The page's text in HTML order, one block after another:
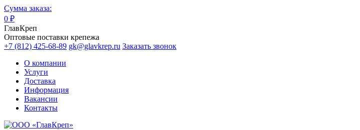
Сумма заказа:
0 ₽
ГлавКреп
Оптовые поставки крепежа
+7 (812) 425-68-89 gk@glavkrep.ru Заказать звонок
О компании
Услуги
Доставка
Информация
Вакансии
Контакты